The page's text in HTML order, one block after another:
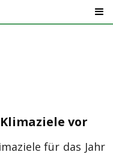
vor
für das Jahr